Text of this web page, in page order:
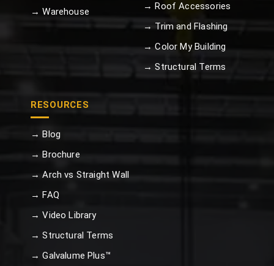
→ Warehouse
→ Roof Accessories
→ Trim and Flashing
→ Color My Building
→ Structural Terms
RESOURCES
→ Blog
→ Brochure
→ Arch vs Straight Wall
→ FAQ
→ Video Library
→ Structural Terms
→ Galvalume Plus™